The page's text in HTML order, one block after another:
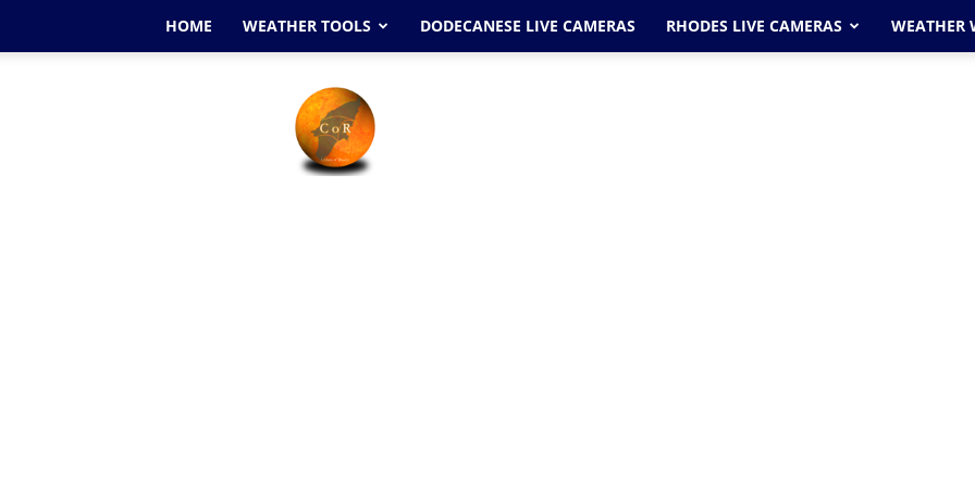
HOME WEATHER TOOLS DODECANESE LIVE CAMERAS RHODES LIVE CAMERAS WEATHER